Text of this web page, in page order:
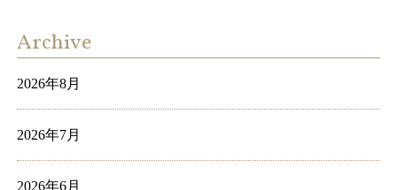
Archive
2026年8月
2026年7月
2026年6月